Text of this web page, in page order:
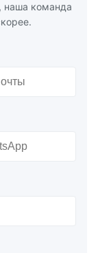
наша команда